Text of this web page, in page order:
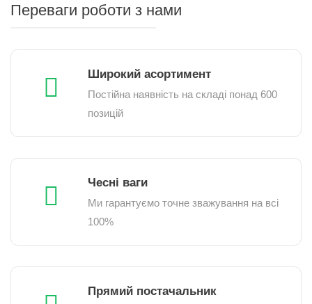
Переваги роботи з нами
Широкий асортимент
Постійна наявність на складі понад 600
позицій
Чесні ваги
Ми гарантуємо точне зважування на всі
100%
Прямий постачальник